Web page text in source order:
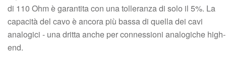
di 110 Ohm è garantita con una tolleranza di solo il 5%. La
capacità del cavo è ancora più bassa di quella dei cavi
analogici - una dritta anche per connessioni analogiche high-
end.